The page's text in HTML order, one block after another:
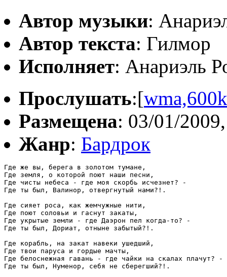
Автор музыки:
Автор текста: Гилмор
Исполняет: Анариэль
Прослушать:[wma,600k
Размещена: 03/01/
Жанр: Бардрок
Где же вы, берега в золотом тумане,
Где земля, о которой поют наши песни,
Где чисты небеса - где моя скорбь исчезнет? -
Где ты был, Валинор, отвергнутый нами?!.
Где сияет роса, как жемчужные нити,
Где поют соловьи и гаснут закаты,
Где укрытые земли - где Даэрон пел когда-то? -
Где ты был, Дориат, отныне забытый?!.
Где корабль, на закат навеки ушедший,
Где твои паруса и гордые мачты,
Где белоснежная гавань - где чайки на скалах плачут? -
Где ты был, Нуменор, себя не сберегший?!.